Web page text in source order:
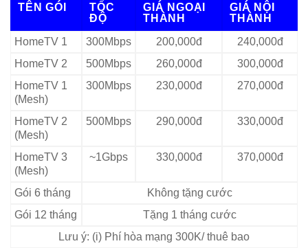
TÊN GÓI
TỐC
ĐỘ
GIÁ NGOẠI
THÀNH
GIÁ NỘI
THÀNH
HomeTV 1
300Mbps 200,000đ
240,000đ
HomeTV 2
500Mbps 260,000đ
300,000đ
HomeTV 1
(Mesh)
300Mbps 230,000đ 270,000đ
HomeTV 2
(Mesh)
500Mbps 290,000đ 330,000đ
HomeTV 3
(Mesh)
~1Gbps 330,000đ 370,000đ
Gói 6 tháng
Không tặng cước
Gói 12 tháng
Tặng 1 tháng cước
Lưu ý: (i) Phí hòa mạng 300K/ thuê bao